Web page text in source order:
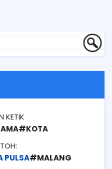
KETIK
PULSA#MALANG